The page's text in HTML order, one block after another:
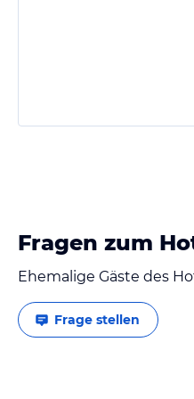
Fragen zum
Ehemalige Gäste des
Frage stellen